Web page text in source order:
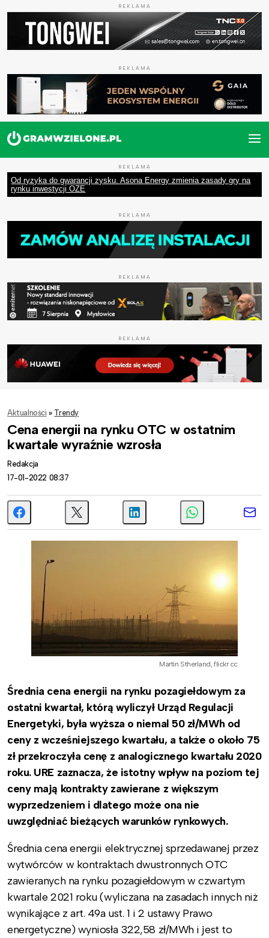
REKLAMA
REKLAMA
REKLAMA
Od ryzyka do gwarancji zysku. Asona Energy zmienia zasady gry na
rynku inwestycji OZE
REKLAMA
REKLAMA
REKLAMA
Aktualności » Trendy
Cena energii na rynku OTC w ostatnim
kwartale wyraźnie wzrosła
Redakcja
17-01-2022 08:37
Martin Stherland, flickr cc
Średnia cena energii na rynku pozagiełdowym za
ostatni kwartał, którą wyliczył Urząd Regulacji
Energetyki, była wyższa o niemal 50 zł/MWh od
ceny z wcześniejszego kwartału, a także o około 75
zł przekroczyła cenę z analogicznego kwartału 2020
roku. URE zaznacza, że istotny wpływ na poziom tej
ceny mają kontrakty zawierane z większym
wyprzedzeniem i dlatego może ona nie
uwzględniać bieżących warunków rynkowych.
Średnia cena energii elektrycznej sprzedawanej przez
wytwórców w kontraktach dwustronnych OTC
zawieranych na rynku pozagiełdowym w czwartym
kwartale 2021 roku (wyliczana na zasadach innych niż
wynikające z art. 49a ust. 1 i 2 ustawy Prawo
energetyczne) wyniosła 322,58 zł/MWh i jest to